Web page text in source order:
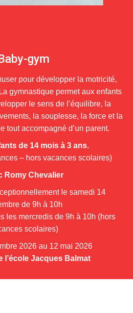
gym
pour développer la motricité,
gymnastique permet aux enfants
le sens de l’équilibre, la
la souplesse, la force et la
tout accompagné d’un parent.
de 14 mois à 3 ans.
– hors vacances scolaires)
Romy Chevalier
le samedi 14
de 9h à 10h
les mercredis de 9h à 10h (hors
scolaires)
2026 au 12 mai 2026
l’école Jacques Balmat